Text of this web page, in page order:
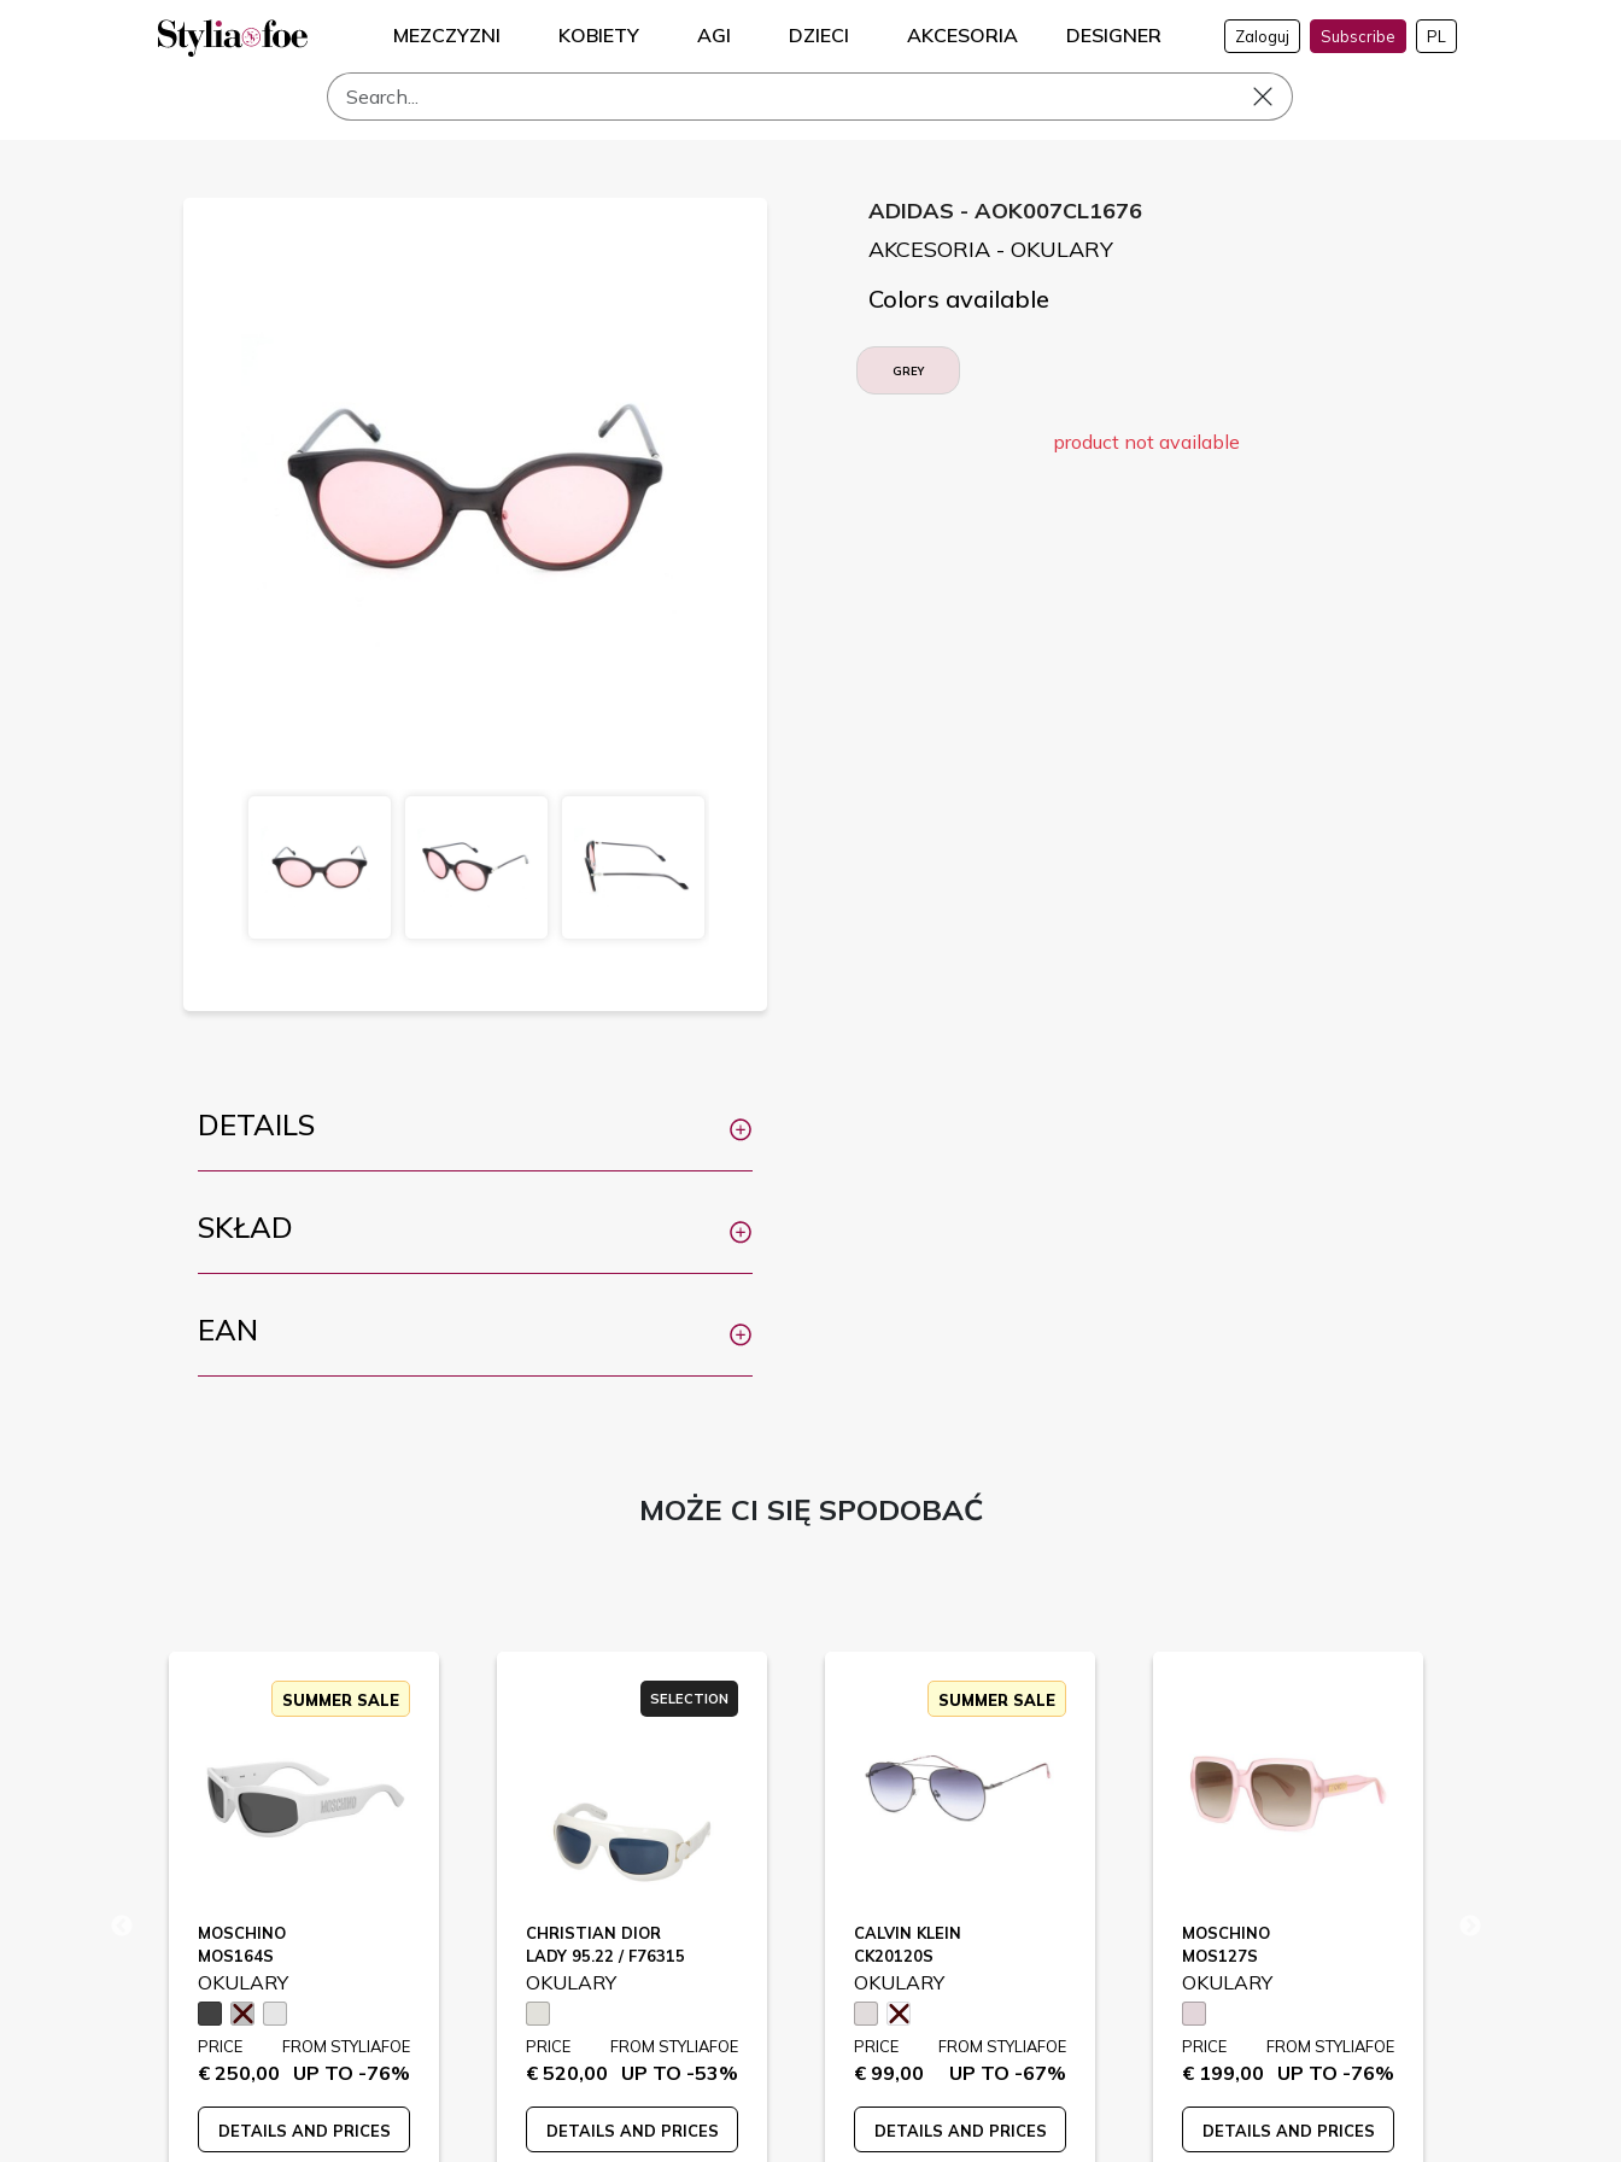
MEZCZYZNI KOBIETY AGI DZIECI AKCESORIA DESIGNER Zaloguj Subscribe PL
DETAILS
SKŁAD
EAN
ADIDAS - AOK007CL1676
AKCESORIA - OKULARY
Colors available
GREY
product not available
MOŻE CI SIĘ SPODOBAĆ
SUMMER SALE
MOSCHINO
MOS164S
OKULARY
PRICE
€ 250,00
FROM STYLIAFOE
UP TO -76%
DETAILS AND PRICES
SELECTION
CHRISTIAN DIOR
LADY 95.22 / F76315
OKULARY
PRICE
€ 520,00
FROM STYLIAFOE
UP TO -53%
DETAILS AND PRICES
SUMMER SALE
CALVIN KLEIN
CK20120S
OKULARY
PRICE
€ 99,00
FROM STYLIAFOE
UP TO -67%
DETAILS AND PRICES
MOSCHINO
MOS127S
OKULARY
PRICE
€ 199,00
FROM STYLIAFOE
UP TO -76%
DETAILS AND PRICES